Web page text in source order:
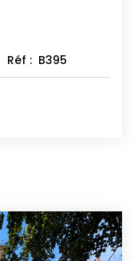
Réf : B395